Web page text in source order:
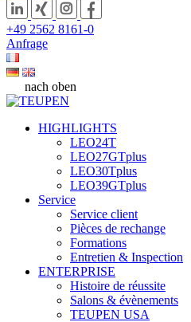
+49 2562 8161-0
Anfrage
nach oben
HIGHLIGHTS
LEO24T
LEO27GTplus
LEO30Tplus
LEO39GTplus
Service
Service client
Pièces de rechange
Formations
Entretien & Inspection
ENTERPRISE
Histoire de réussite
Salons & évènements
TEUPEN USA